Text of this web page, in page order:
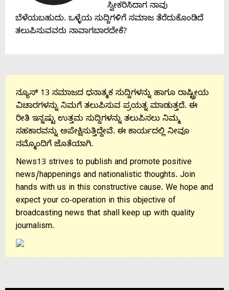
Contact
Us
ಸ್ವೀಕರಿಸಿದಾಗ ನಾವು
ಬೆಳೆಯಬಹುದು. ಒಳ್ಳೆಯ ಸುದ್ದಿಗಳಿಗೆ ಸಮಾಜ ತೆರೆದುಕೊಂಡಿದೆ
ತಲುಪಿಸುವವರು ನಾವಾಗಬಾರದೇಕೆ?
ನ್ಯೂಸ್ 13 ಸಮಾಜದ ಧನಾತ್ಮಕ ಸುದ್ದಿಗಳನ್ನು ಹಾಗೂ ರಾಷ್ಟ್ರೀಯ
ವಿಚಾರಗಳನ್ನು ನಿಮಗೆ ತಲುಪಿಸುವ ಪ್ರಯತ್ನ ಮಾಡುತ್ತದೆ. ಈ
ರೀತಿ ಇನ್ನಷ್ಟು ಉತ್ತಮ ಸುದ್ದಿಗಳನ್ನು ತಲುಪಿಸಲು ನಿಮ್ಮ
ಸಹಕಾರವನ್ನು ಅಪೇಕ್ಷಿಸುತ್ತಿದ್ದೇವೆ. ಈ ಕಾರ್ಯದಲ್ಲಿ ನೀವೂ
ನಮ್ಮೊಂದಿಗೆ ಜೊತೆಯಾಗಿ.
News13 strives to publish and promote positive
news/happenings and nationalistic thoughts. Join
hands with us in this constructive cause. We hope and
expect your co-operation in this objective of
broadcasting news that shall keep up with quality
journalism.